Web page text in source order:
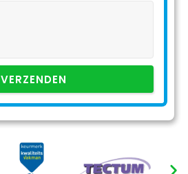
VERZENDEN